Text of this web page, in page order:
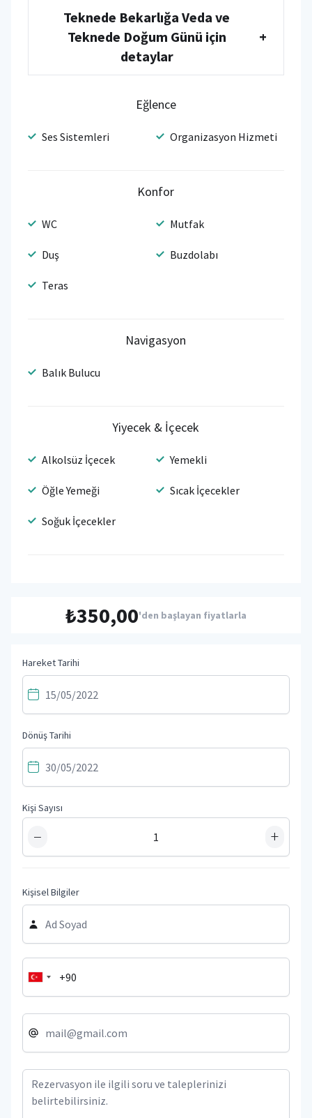
Teknede Bekarlığa Veda ve
Teknede Doğum Günü için
detaylar
+
Eğlence
Ses Sistemleri Organizasyon Hizmeti
Konfor
WC Mutfak
Duş Buzdolabı
Teras
Navigasyon
Balık Bulucu
Yiyecek & İçecek
Alkolsüz İçecek Yemekli
Öğle Yemeği Sıcak İçecekler
Soğuk İçecekler
₺350,00'den başlayan fiyatlarla
Hareket Tarihi
Dönüş Tarihi
Kişi Sayısı
− +
Kişisel Bilgiler